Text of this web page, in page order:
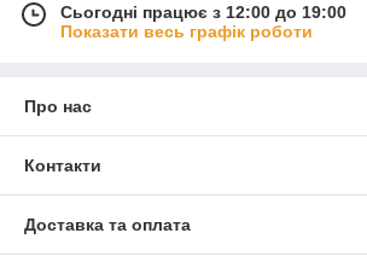
Сьогодні працює з 12:00 до 19:00
Показати весь графік роботи
Про нас
Контакти
Доставка та оплата